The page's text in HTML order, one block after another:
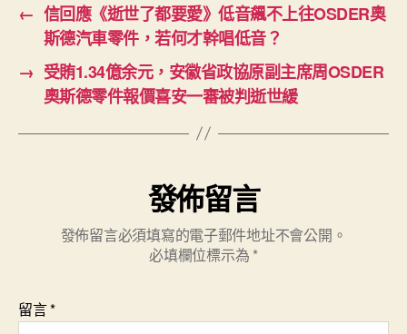
← 信回應《逝世了都要愛》低音飆不上往OSDER奧
斯德汽車零件，若何才幹唱低音？
→ 受賄1.34億余元，安徽省政協原副主席周OSDER
奧斯德零件報價喜安一審被判逝世緩
發佈留言
發佈留言必須填寫的電子郵件地址不會公開。
必填欄位標示為 *
留言*